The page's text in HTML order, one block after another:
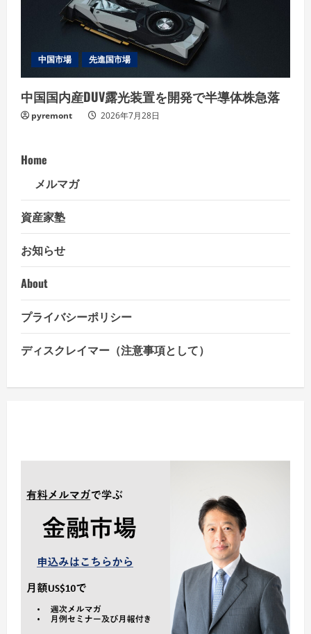
中国市場 先進国市場
中国国内産DUV露光装置を開発で半導体株急落
pyremont 2026年7月28日
Home
メルマガ
資産家塾
お知らせ
About
プライバシーポリシー
ディスクレイマー（注意事項として）